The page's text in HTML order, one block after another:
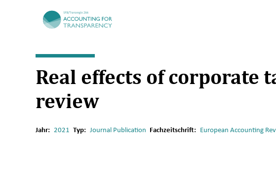
TRR266
Real effects of corporate
review
Jahr: 2021 Typ: Journal Publication Fachzeitschrift: European Accounting